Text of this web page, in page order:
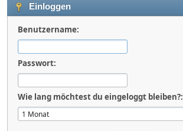
Einloggen
Benutzername:
Passwort:
Wie lang möchtest du eingeloggt bleiben?: